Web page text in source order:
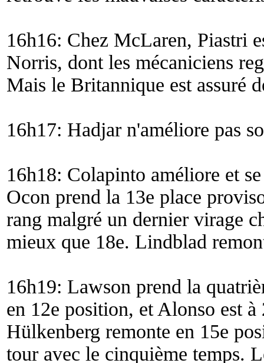
16h16: Chez McLaren, Piastri
Norris, dont les mécaniciens
Mais le Britannique est assuré
16h17: Hadjar n'améliore pas
16h18: Colapinto améliore et
Ocon prend la 13e place
rang malgré un dernier virage
mieux que 18e. Lindblad
16h19: Lawson prend la
en 12e position, et Alonso est
Hülkenberg remonte en 15e
tour avec le cinquième temps.